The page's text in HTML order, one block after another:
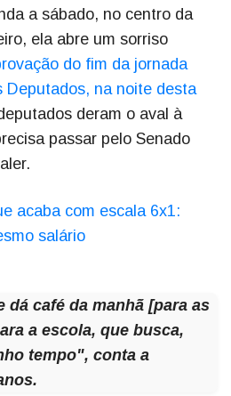
a sábado, no centro da
ela abre um sorriso
do fim da jornada
Deputados, na noite desta
deram o aval à
passar pelo Senado
acaba com escala 6x1:
salário
dá café da manhã [para as
a escola, que busca,
tempo", conta a